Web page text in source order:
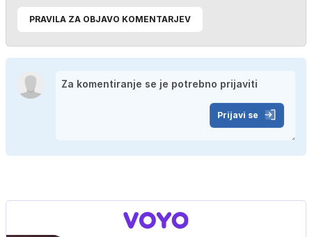
PRAVILA ZA OBJAVO KOMENTARJEV
Prijavi se